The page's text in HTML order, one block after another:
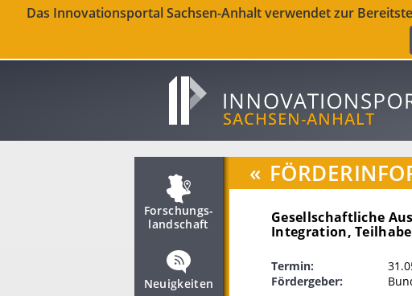
Das Innovationsportal Sachsen-Anhalt verwendet zur
Forschungs­
landschaft
Neuigkeiten
«
Gesellschaftliche
Integration,
Termin:
Fördergeber: